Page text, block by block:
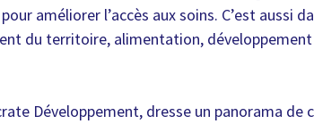
améliorer l’accès aux soins. C’est aussi
du territoire, alimentation,
Développement, dresse un panorama